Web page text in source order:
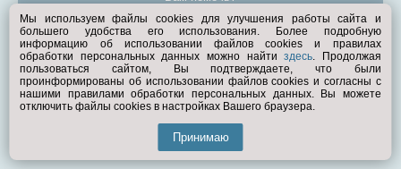
© Exist.ru 1998—2026
Мы используем файлы cookies для улучшения работы сайта и
большего удобства его использования. Более подробную
информацию об использовании файлов cookies и правилах
обработки персональных данных можно найтиздесь. Продолжая
пользоваться сайтом, Вы подтверждаете, что были
проинформированы об использовании файлов cookies и согласны с
нашими правилами обработки персональных данных. Вы можете
отключить файлы cookies в настройках Вашего браузера.
Принимаю